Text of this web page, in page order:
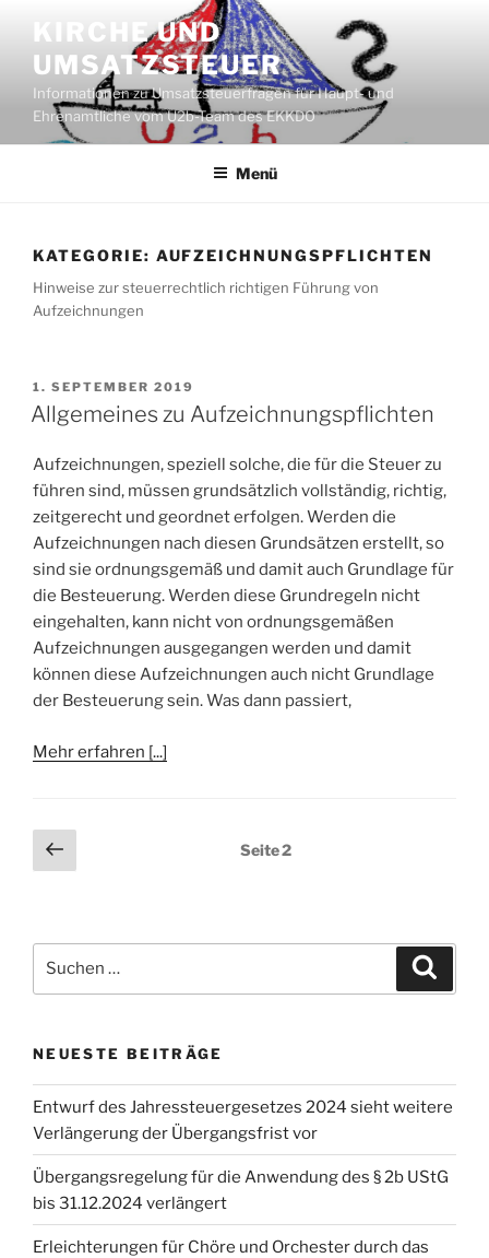
Inhalt
springen
KIRCHE UND
UMSATZSTEUER
Informationen zu Umsatzsteuerfragen für Haupt- und
Ehrenamtliche vom U2b-Team des EKKDO
Menü
KATEGORIE: AUFZEICHNUNGSPFLICHTEN
Hinweise zur steuerrechtlich richtigen Führung von
Aufzeichnungen
VERÖFFENTLICHT
AM
1. SEPTEMBER 2019
Allgemeines zu Aufzeichnungspflichten
Aufzeichnungen, speziell solche, die für die Steuer zu
führen sind, müssen grundsätzlich vollständig, richtig,
zeitgerecht und geordnet erfolgen. Werden die
Aufzeichnungen nach diesen Grundsätzen erstellt, so
sind sie ordnungsgemäß und damit auch Grundlage für
die Besteuerung. Werden diese Grundregeln nicht
eingehalten, kann nicht von ordnungsgemäßen
Aufzeichnungen ausgegangen werden und damit
können diese Aufzeichnungen auch nicht Grundlage
der Besteuerung sein. Was dann passiert,
Mehr erfahren [...]
Seitennummerierung
der
Vorherige
Seite
Seite2
nach:
NEUESTE BEITRÄGE
Entwurf des Jahressteuergesetzes 2024 sieht weitere
Verlängerung der Übergangsfrist vor
Übergangsregelung für die Anwendung des § 2b UStG
bis 31.12.2024 verlängert
Erleichterungen für Chöre und Orchester durch das